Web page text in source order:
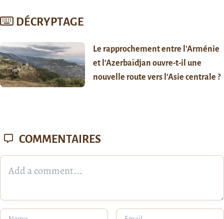
DÉCRYPTAGE
Le rapprochement entre l’Arménie
et l’Azerbaïdjan ouvre-t-il une
nouvelle route vers l’Asie centrale ?
COMMENTAIRES